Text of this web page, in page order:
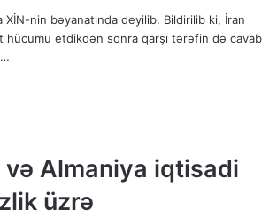
XİN-nin bəyanatında deyilib. Bildirilib ki, İran
hücumu etdikdən sonra qarşı tərəfin də cavab
və Almaniya iqtisadi
üzrə